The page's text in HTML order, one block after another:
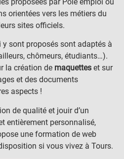
orientées vers les métiers du
sites officiels.
sont proposés sont adaptés à
chômeurs, étudiants…).
la création de maquettes et sur
et des documents
aspects !
de qualité et jouir d’un
entièrement personnalisé,
une formation de web
si vous vivez à Tours.